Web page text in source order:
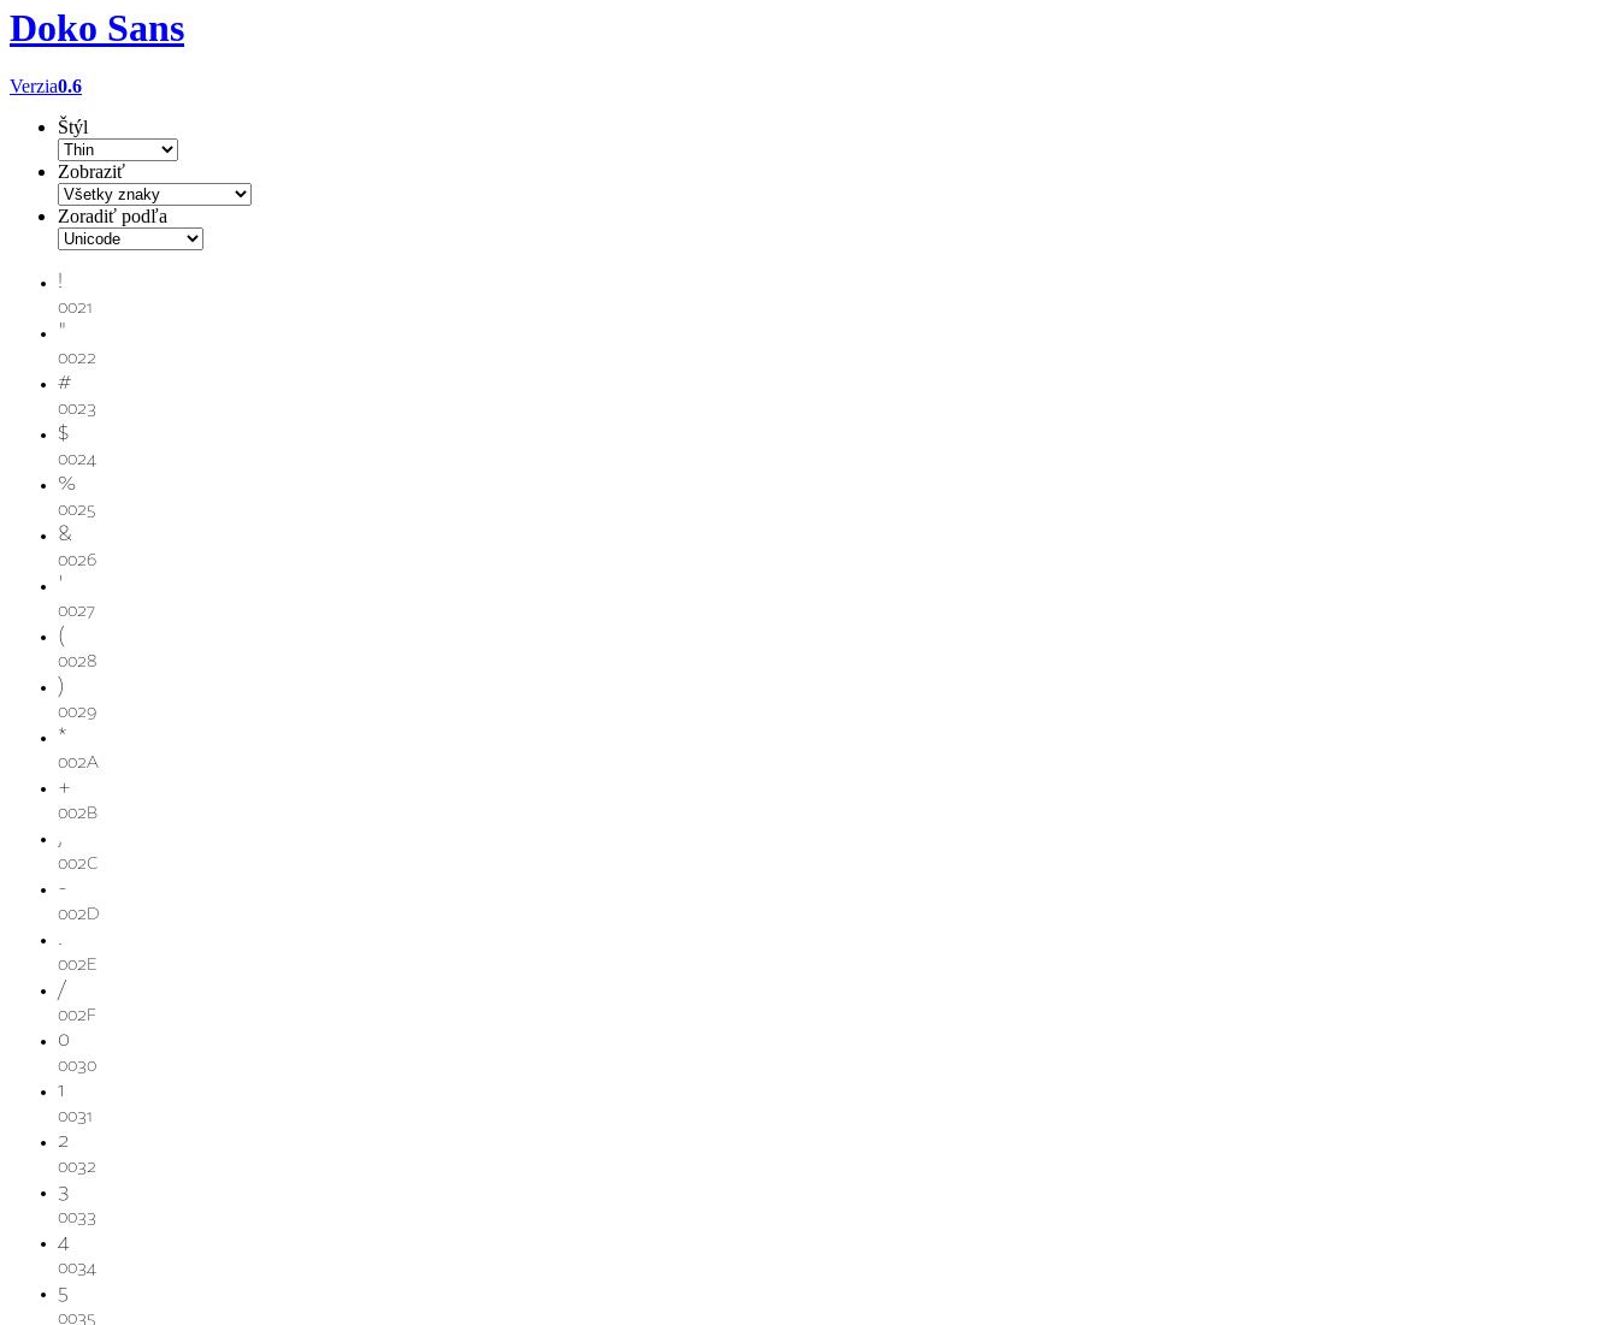
Doko Sans
Verzia0.6
Štýl
Zobraziť
Zoradiť podľa
!
0021
"
0022
#
0023
$
0024
%
0025
&
0026
'
0027
(
0028
)
0029
*
002A
+
002B
,
002C
-
002D
.
002E
/
002F
0
0030
1
0031
2
0032
3
0033
4
0034
5
0035